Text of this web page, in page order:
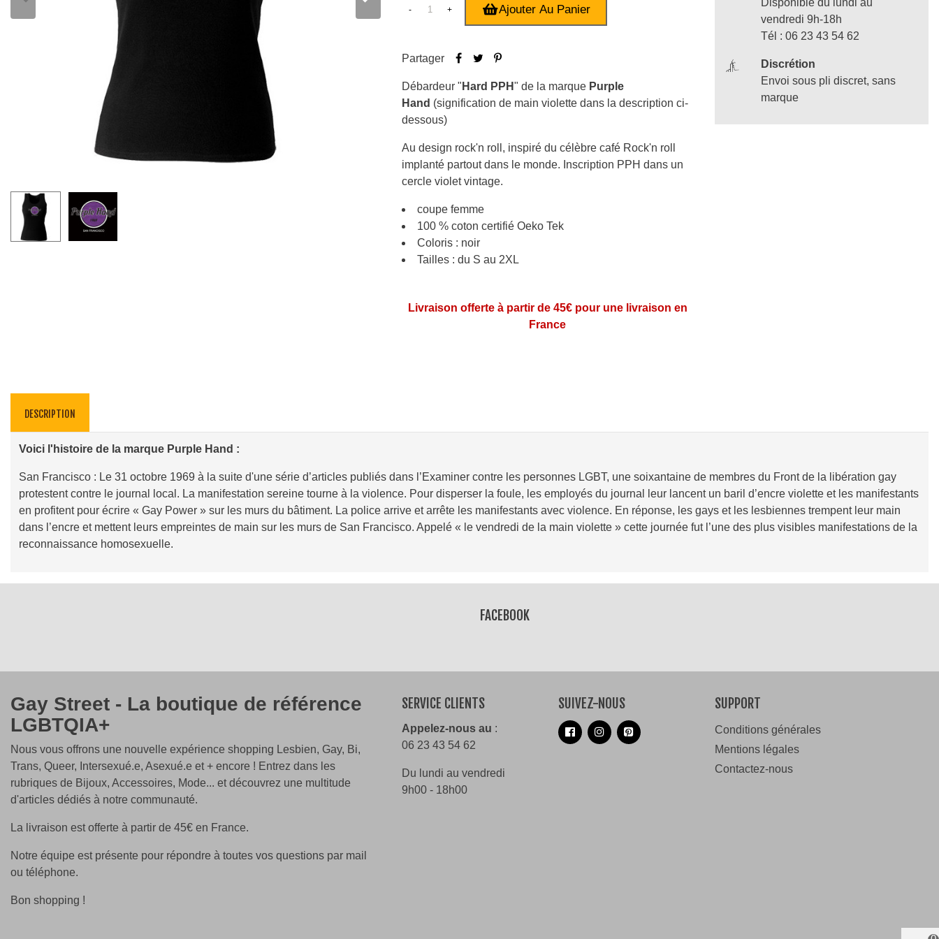
- + Ajouter Au Panier
Partager
Débardeur " Hard PPH" de la marque Purple
Hand (signification de main violette dans la description ci-
dessous)
Au design rock'n roll, inspiré du célèbre café Rock'n roll
implanté partout dans le monde. Inscription PPH dans un
cercle violet vintage.
coupe femme
100 % coton certifié Oeko Tek
Coloris : noir
Tailles : du S au 2XL
Livraison offerte à partir de 45€ pour une livraison en
France
Disponible du lundi au
vendredi 9h-18h
Tél : 06 23 43 54 62
Discrétion
Envoi sous pli discret, sans
marque
DESCRIPTION
Voici l'histoire de la marque Purple Hand :
San Francisco : Le 31 octobre 1969 à la suite d'une série d’articles publiés dans l’Examiner contre les personnes LGBT, une soixantaine de membres du Front de la libération gay
protestent contre le journal local. La manifestation sereine tourne à la violence. Pour disperser la foule, les employés du journal leur lancent un baril d’encre violette et les manifestants
en profitent pour écrire « Gay Power » sur les murs du bâtiment. La police arrive et arrête les manifestants avec violence. En réponse, les gays et les lesbiennes trempent leur main
dans l’encre et mettent leurs empreintes de main sur les murs de San Francisco. Appelé « le vendredi de la main violette » cette journée fut l’une des plus visibles manifestations de la
reconnaissance homosexuelle.
Lire la suite
FACEBOOK
Gay Street - La boutique de référence
LGBTQIA+
Nous vous offrons une nouvelle expérience shopping Lesbien, Gay, Bi,
Trans, Queer, Intersexué.e, Asexué.e et + encore ! Entrez dans les
rubriques de Bijoux, Accessoires, Mode... et découvrez une multitude
d'articles dédiés à notre communauté.
La livraison est offerte à partir de 45€ en France.
Notre équipe est présente pour répondre à toutes vos questions par mail
ou téléphone.
Bon shopping !
SERVICE CLIENTS
Appelez-nous au :
06 23 43 54 62
Du lundi au vendredi
9h00 - 18h00
SUIVEZ-NOUS SUPPORT
Conditions générales
Mentions légales
Contactez-nous